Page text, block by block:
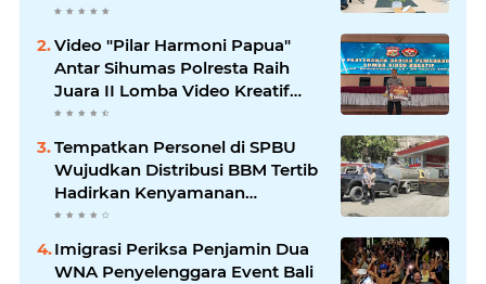
Tersangka
Video "Pilar Harmoni Papua"
Antar Sihumas Polresta Raih
Juara II Lomba Video Kreatif
Hari Bhayangkara ke-80
‎Tempatkan Personel di SPBU
Wujudkan Distribusi BBM Tertib
Hadirkan Kenyamanan
Masyarakat
Imigrasi Periksa Penjamin Dua
WNA Penyelenggara Event Bali